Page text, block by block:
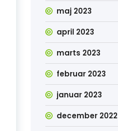
maj 2023
april 2023
marts 2023
februar 2023
januar 2023
december 2022